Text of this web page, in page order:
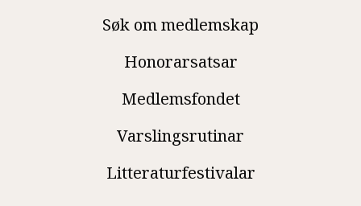
Søk om medlemskap
Honorarsatsar
Medlemsfondet
Varslingsrutinar
Litteraturfestivalar